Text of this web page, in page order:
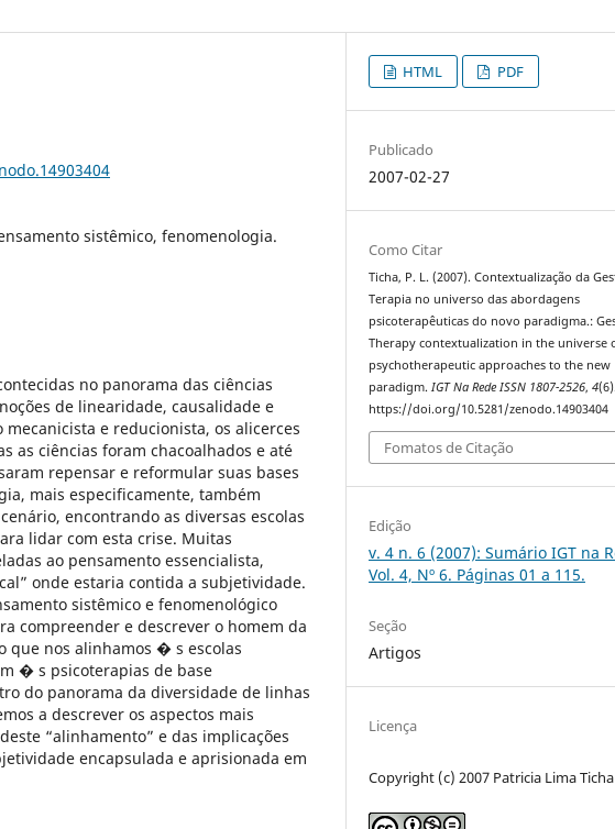
sistêmico, fenomenologia.
no panorama das ciências
de linearidade, causalidade e
e reducionista, os alicerces
as ciências foram chacoalhados e até
repensar e reformular suas bases
mais especificamente, também
encontrando as diversas escolas
lidar com esta crise. Muitas
ao pensamento essencialista,
onde estaria contida a subjetividade.
sistêmico e fenomenológico
compreender e descrever o homem da
que nos alinhamos � s escolas
� s psicoterapias de base
do panorama da diversidade de linhas
a descrever os aspectos mais
“alinhamento” e das implicações
encapsulada e aprisionada em
HTML PDF
Publicado
2007-02-27
Como Citar
Ticha, P. L. (2007). Contextualização da
Terapia no universo das abordagens
psicoterapêuticas do novo paradigma.:
Therapy contextualization in the universe
psychotherapeutic approaches to the new
paradigm.IGT Na Rede ISSN 1807-2526,4(6).
https://doi.org/10.5281/zenodo.14903404
Fomatos de Citação
Edição
v. 4 n. 6 (2007): Sumário IGT na
Vol. 4, Nº 6. Páginas 01 a 115.
Seção
Artigos
Licença
Copyright (c) 2007 Patricia Lima Ticha